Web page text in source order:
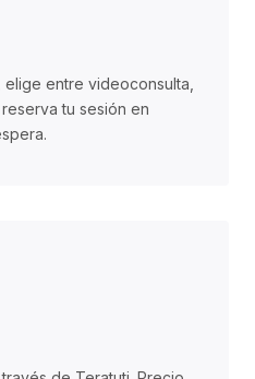
entre videoconsulta,
tu sesión en